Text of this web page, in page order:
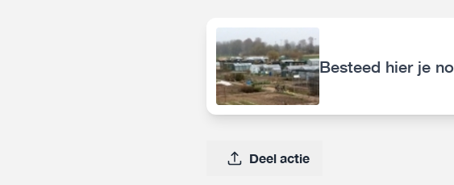
Besteed hier je
Deel actie